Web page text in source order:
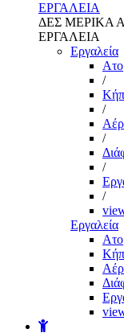
ΕΡΓΑΛΕΙΑ
ΔΕΣ ΜΕΡΙΚΑ
ΕΡΓΑΛΕΙΑ
Εργαλεία
/
/
/
/
/
Εργαλεία